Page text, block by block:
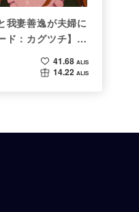
我妻善逸が夫婦に
ド：カグツチ】＜
41.68 ALIS
14.22 ALIS